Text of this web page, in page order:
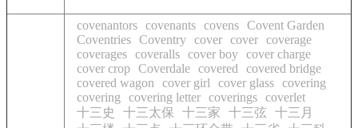
covenantors covenants covens Covent Garden
Coventries Coventry cover cover coverage
coverages coveralls cover boy cover charge
cover crop Coverdale covered
covered bridge
covered wagon
cover girl cover glass covering
covering
covering letter coverings coverlet
十三史
十三太保 十三家 十三弦 十三月